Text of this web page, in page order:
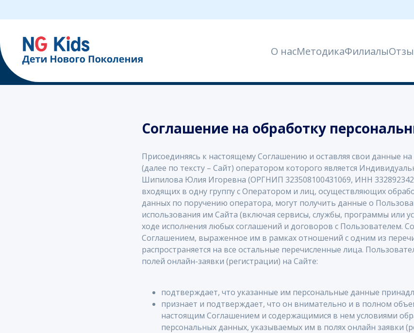
Сведения об
Соглашение на обработку
Присоединяясь к настоящему Соглашению и оставляя свои данные на
(далее по тексту – Сайт) оператором которого является
Шипилова Юлия Игоревна (ОРГНИП 323508100431069, ИНН
входящих в одну группу с Оператором и лиц, осуществляющих
данных по поручению оператора, могут получить данные о
использования им Сайта (включая сервисы, службы, программы или
ходе исполнения любых соглашений и договоров с Пользователем.
Соглашением, выраженное им в рамках отношений с одним из
распространяется на все остальные перечисленные лица.
полей онлайн-заявки (регистрации) на Сайте:
подтверждает, что указанные им персональные данные
признает и подтверждает, что он внимательно и в полном
настоящим Соглашением и содержащимися в нем условиями
персональных данных, указываемых им в полях онлайн заявки